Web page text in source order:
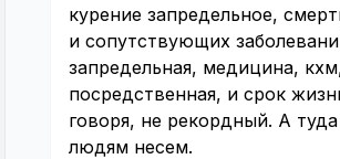
курение запредельное,
и сопутствующих
запредельная, медицина,
посредственная, и срок
говоря, не рекордный. А
людям несем.